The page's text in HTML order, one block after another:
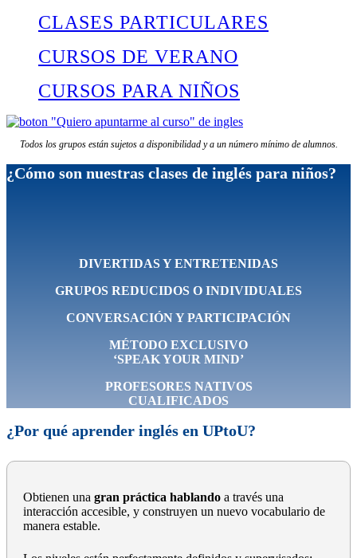
CLASES PARTICULARES
CURSOS DE VERANO
CURSOS PARA NIÑOS
Todos los grupos están sujetos a disponibilidad y a un número mínimo de alumnos.
¿Cómo son nuestras clases de inglés para niños?
DIVERTIDAS Y ENTRETENIDAS
GRUPOS REDUCIDOS O INDIVIDUALES
CONVERSACIÓN Y PARTICIPACIÓN
MÉTODO EXCLUSIVO
‘SPEAK YOUR MIND’
PROFESORES NATIVOS
CUALIFICADOS
¿Por qué aprender inglés en UPtoU?
Obtienen una gran práctica hablando a través una
interacción accesible, y construyen un nuevo vocabulario de
manera estable.